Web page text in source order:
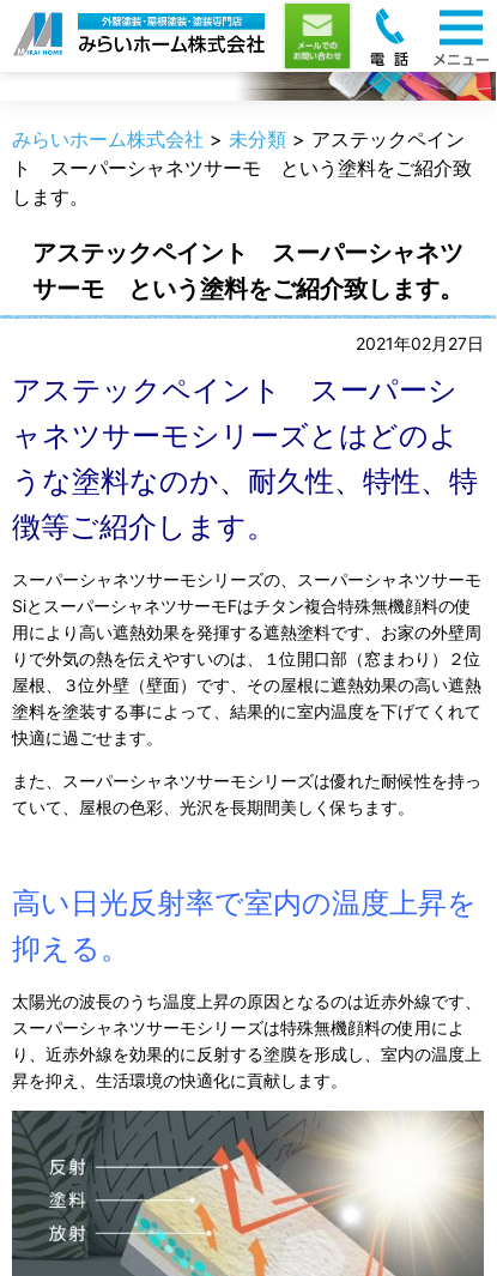
職人のうんちく
みらいホーム株式会社 > 未分類 > アステックペイン
ト スーパーシャネツサーモ という塗料をご紹介致
します。
アステックペイント スーパーシャネツ
サーモ という塗料をご紹介致します。
2021年02月27日
アステックペイント スーパーシ
ャネツサーモシリーズとはどのよ
うな塗料なのか、耐久性、特性、特
徴等ご紹介します。
スーパーシャネツサーモシリーズの、スーパーシャネツサーモ
SiとスーパーシャネツサーモFはチタン複合特殊無機顔料の使
用により高い遮熱効果を発揮する遮熱塗料です、お家の外壁周
りで外気の熱を伝えやすいのは、１位開口部（窓まわり）２位
屋根、３位外壁（壁面）です、その屋根に遮熱効果の高い遮熱
塗料を塗装する事によって、結果的に室内温度を下げてくれて
快適に過ごせます。
また、スーパーシャネツサーモシリーズは優れた耐候性を持っ
ていて、屋根の色彩、光沢を長期間美しく保ちます。
高い日光反射率で室内の温度上昇を
抑える。
太陽光の波長のうち温度上昇の原因となるのは近赤外線です、
スーパーシャネツサーモシリーズは特殊無機顔料の使用によ
り、近赤外線を効果的に反射する塗膜を形成し、室内の温度上
昇を抑え、生活環境の快適化に貢献します。